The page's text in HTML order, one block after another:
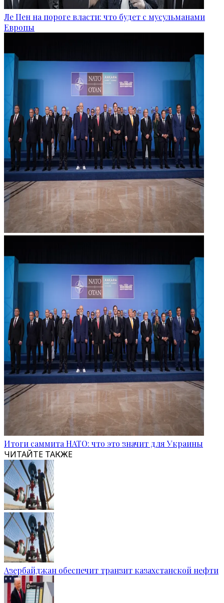
Ле Пен на пороге власти: что будет с мусульманами
Европы
Итоги саммита НАТО: что это значит для Украины
ЧИТАЙТЕ ТАКЖЕ
Азербайджан обеспечит транзит казахстанской нефти